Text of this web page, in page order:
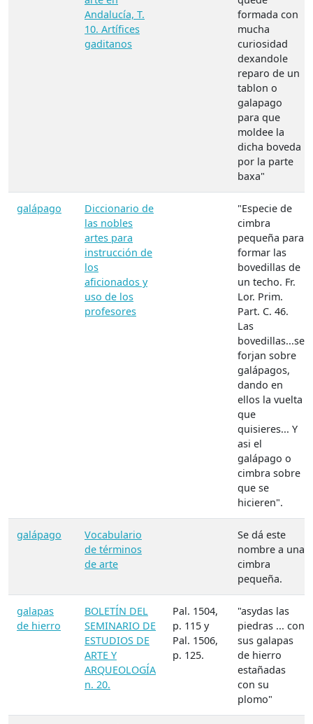
Andalucía, T.
10. Artífices
gaditanos
formada con
mucha
curiosidad
dexandole
reparo de un
tablon o
galapago
para que
moldee la
dicha boveda
por la parte
baxa"
galápago
Diccionario de
las nobles
artes para
instrucción de
los
aficionados y
uso de los
profesores
"Especie de
cimbra
pequeña para
formar las
bovedillas de
un techo. Fr.
Lor. Prim.
Part. C. 46.
Las
bovedillas...se
forjan sobre
galápagos,
dando en
ellos la vuelta
que
quisieres... Y
asi el
galápago o
cimbra sobre
que se
hicieren".
galápago
Vocabulario
de términos
de arte
Se dá este
nombre a una
cimbra
pequeña.
galapas
de hierro
BOLETÍN DEL
SEMINARIO DE
ESTUDIOS DE
ARTE Y
ARQUEOLOGÍA
n. 20.
Pal. 1504,
p. 115 y
Pal. 1506,
p. 125.
"asydas las
piedras ... con
sus galapas
de hierro
estañadas
con su
plomo"